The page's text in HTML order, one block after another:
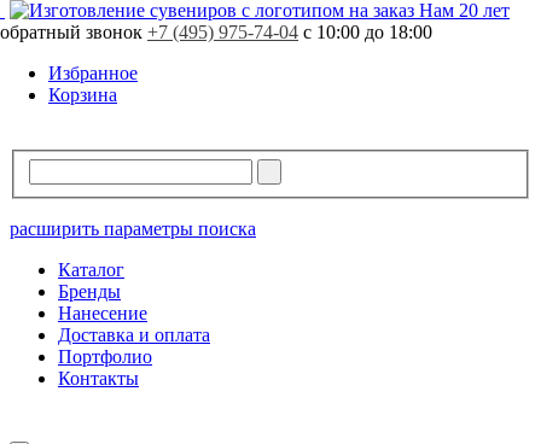
Нам 20 лет
обратный звонок +7 (495) 975-74-04 с 10:00 до 18:00
Избранное
Корзина
расширить параметры поиска
Каталог
Бренды
Нанесение
Доставка и оплата
Портфолио
Контакты